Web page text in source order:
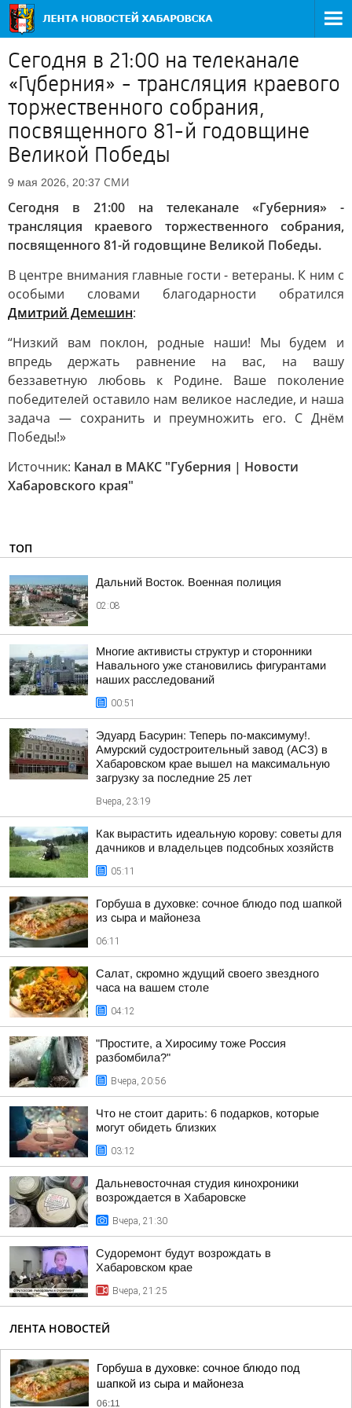
Сегодня в 21:00 на телеканале
«Губерния» - трансляция краевого
торжественного собрания,
посвященного 81-й годовщине
Великой Победы
9 мая 2026, 20:37 СМИ
Сегодня в 21:00 на телеканале «Губерния» -
трансляция краевого торжественного собрания,
посвященного 81-й годовщине Великой Победы.
В центре внимания главные гости - ветераны. К ним с
особыми словами благодарности обратился
Дмитрий Демешин:
“Низкий вам поклон, родные наши! Мы будем и
впредь держать равнение на вас, на вашу
беззаветную любовь к Родине. Ваше поколение
победителей оставило нам великое наследие, и наша
задача — сохранить и преумножить его. С Днём
Победы!»
Источник: Канал в МАКС "Губерния | Новости
Хабаровского края"
ТОП
Дальний Восток. Военная полиция
02:08
Многие активисты структур и сторонники
Навального уже становились фигурантами
наших расследований
00:51
Эдуард Басурин: Теперь по-максимуму!.
Амурский судостроительный завод (АСЗ) в
Хабаровском крае вышел на максимальную
загрузку за последние 25 лет
Вчера, 23:19
Как вырастить идеальную корову: советы для
дачников и владельцев подсобных хозяйств
05:11
Горбуша в духовке: сочное блюдо под шапкой
из сыра и майонеза
06:11
Салат, скромно ждущий своего звездного
часа на вашем столе
04:12
"Простите, а Хиросиму тоже Россия
разбомбила?"
Вчера, 20:56
Что не стоит дарить: 6 подарков, которые
могут обидеть близких
03:12
Дальневосточная студия кинохроники
возрождается в Хабаровске
Вчера, 21:30
Судоремонт будут возрождать в
Хабаровском крае
Вчера, 21:25
ЛЕНТА НОВОСТЕЙ
Горбуша в духовке: сочное блюдо под
шапкой из сыра и майонеза
06:11